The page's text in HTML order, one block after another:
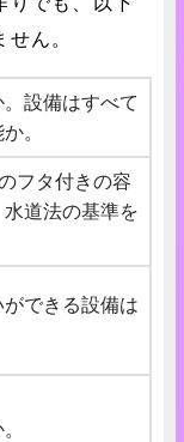
ん。
設備はすべて
。
フタ付きの容
道法の基準を
できる設備は